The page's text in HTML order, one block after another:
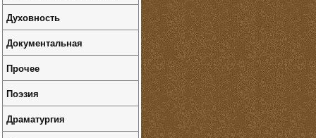
Духовность
Документальная
Прочее
Поэзия
Драматургия